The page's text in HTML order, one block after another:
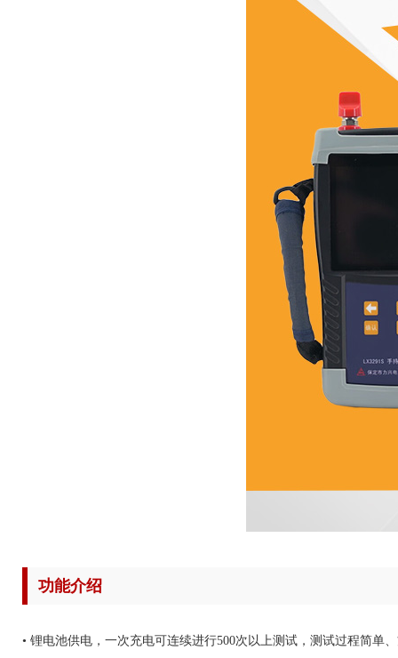
功能介绍
• 锂电池供电，一次充电可连续进行500次以上测试，测试过程简单